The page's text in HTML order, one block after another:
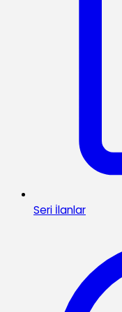
Seri İlanlar